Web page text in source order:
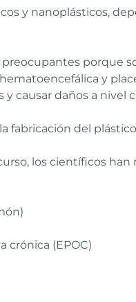
y nanoplásticos,
porque
y
y causar daños a nivel
fabricación del
los científicos
crónica (EPOC)